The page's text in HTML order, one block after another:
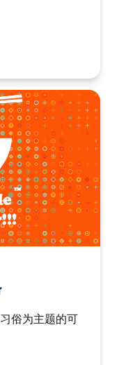
俗为主题的可